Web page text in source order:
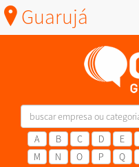
Guarujá
A B C D E
M
N O P Q